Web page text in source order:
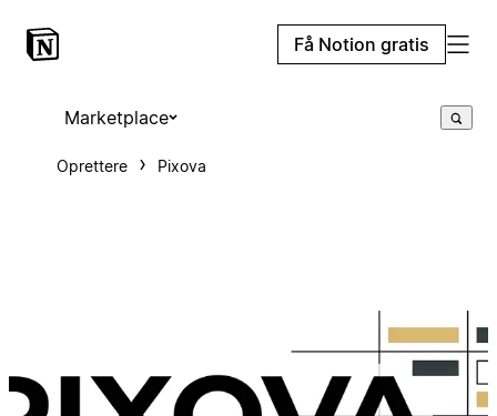
Få Notion gratis
Marketplace
Oprettere Pixova